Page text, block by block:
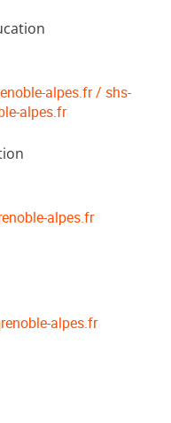
alpes.fr / shs-
alpes.fr
alpes.fr
alpes.fr